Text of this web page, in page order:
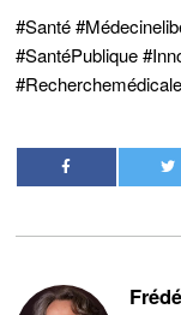
#Santé
#SantéPublique